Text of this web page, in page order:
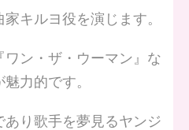
キルヨ役を演じます。
ン・ザ・ウーマン』な
力的です。
り歌手を夢見るヤンジ